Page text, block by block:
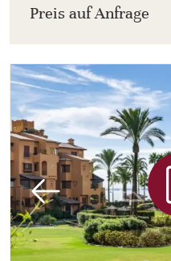
Preis auf Anfrage